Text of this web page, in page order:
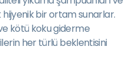
hijyenik bir ortam sunarlar.
kötü koku giderme
her türlü beklentisini